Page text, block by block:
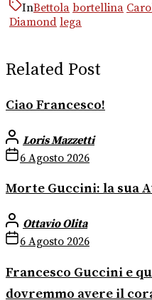
InBettola bortellina
Diamond lega
Related Post
Ciao Francesco!
Loris Mazzetti
6 Agosto 2026
Morte Guccini: la sua
Ottavio Olita
6 Agosto 2026
Francesco Guccini e
dovremmo avere il